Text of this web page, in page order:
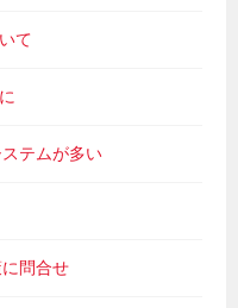
て
テムが多い
問合せ